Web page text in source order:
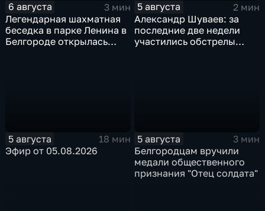
6 августа
3 мин
Легендарная шахматная
беседка в парке Ленина в
Белгороде открылась
5 августа
2 мин
Александр Шуваев: за
последние две недели
участились обстрелы
5 августа
18 мин
Эфир от 05.08.2026
5 августа
3 мин
Белгородцам вручили
медали общественного
признания "Отец солдата"